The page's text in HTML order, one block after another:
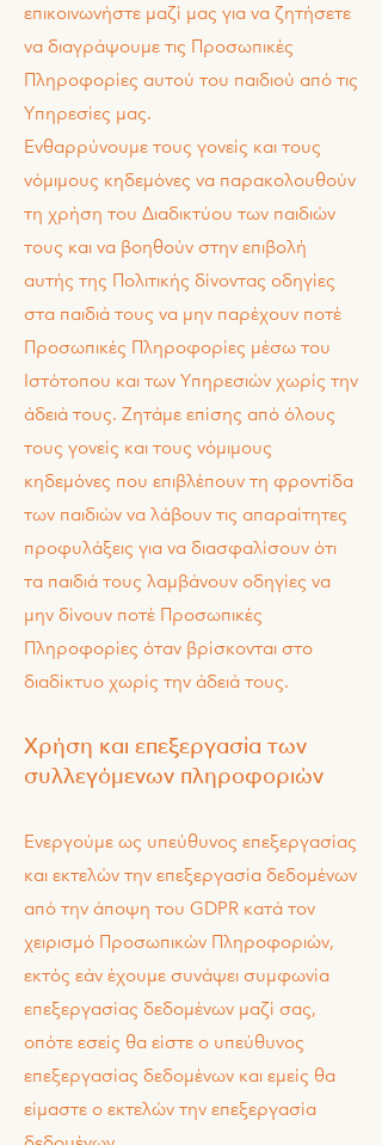
επικοινωνήστε μαζί μας για να ζητήσετε
να διαγράψουμε τις Προσωπικές
Πληροφορίες αυτού του παιδιού από τις
Υπηρεσίες μας.
Ενθαρρύνουμε τους γονείς και τους
νόμιμους κηδεμόνες να παρακολουθούν
τη χρήση του Διαδικτύου των παιδιών
τους και να βοηθούν στην επιβολή
αυτής της Πολιτικής δίνοντας οδηγίες
στα παιδιά τους να μην παρέχουν ποτέ
Προσωπικές Πληροφορίες μέσω του
Ιστότοπου και των Υπηρεσιών χωρίς την
άδειά τους. Ζητάμε επίσης από όλους
τους γονείς και τους νόμιμους
κηδεμόνες που επιβλέπουν τη φροντίδα
των παιδιών να λάβουν τις απαραίτητες
προφυλάξεις για να διασφαλίσουν ότι
τα παιδιά τους λαμβάνουν οδηγίες να
μην δίνουν ποτέ Προσωπικές
Πληροφορίες όταν βρίσκονται στο
διαδίκτυο χωρίς την άδειά τους.
Χρήση και επεξεργασία των
συλλεγόμενων πληροφοριών
Ενεργούμε ως υπεύθυνος επεξεργασίας
και εκτελών την επεξεργασία δεδομένων
από την άποψη του GDPR κατά τον
χειρισμό Προσωπικών Πληροφοριών,
εκτός εάν έχουμε συνάψει συμφωνία
επεξεργασίας δεδομένων μαζί σας,
οπότε εσείς θα είστε ο υπεύθυνος
επεξεργασίας δεδομένων και εμείς θα
είμαστε ο εκτελών την επεξεργασία